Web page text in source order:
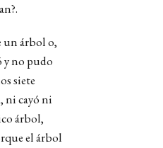
un árbol o,
y no pudo
siete
ni cayó ni
árbol,
el árbol